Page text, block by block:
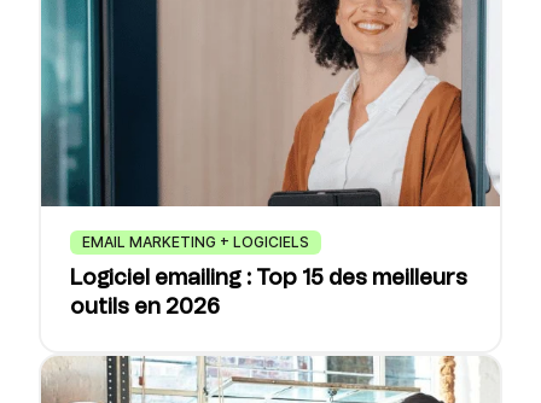
EMAIL MARKETING + LOGICIELS
Logiciel emailing : Top 15 des meilleurs
outils en 2026